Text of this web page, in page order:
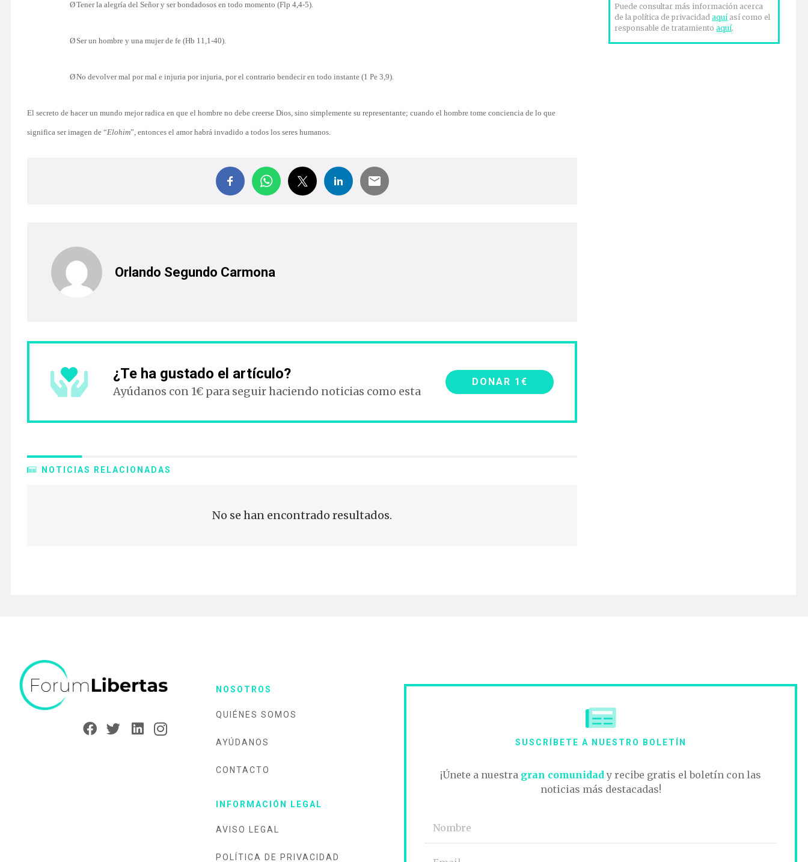
ØTener la alegría del Señor y ser bondadosos en todo momento (Flp 4,4-5).
Ø Ser un hombre y una mujer de fe (Hb 11,1-40).
ØNo devolver mal por mal e injuria por injuria, por el contrario bendecir en todo instante (1 Pe 3,9).
El secreto de hacer un mundo mejor radica en que el hombre no debe creerse Dios, sino simplemente su representante; cuando el hombre tome conciencia de lo que
significa ser imagen de “Elohim”, entonces el amor habrá invadido a todos los seres humanos.
Orlando Segundo Carmona
¿Te ha gustado el artículo?
Ayúdanos con 1€ para seguir haciendo noticias como esta
DONAR 1€
NOTICIAS RELACIONADAS
No se han encontrado resultados.
Puede consultar más información acerca
de la política de privacidadaquíasí como el
responsable de tratamientoaquí.
NOSOTROS
QUIÉNES SOMOS
AYÚDANOS
CONTACTO
INFORMACIÓN LEGAL
AVISO LEGAL
POLÍTICA DE PRIVACIDAD
SUSCRÍBETE A NUESTRO BOLETÍN
¡Únete a nuestra gran comunidady recibe gratis el boletín con las
noticias más destacadas!